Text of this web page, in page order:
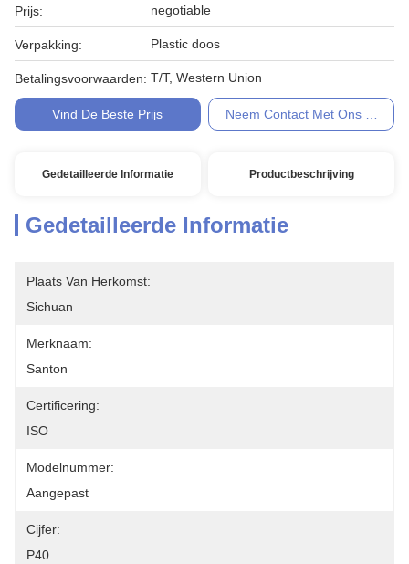
Prijs: negotiable
Verpakking: Plastic doos
Betalingsvoorwaarden: T/T, Western Union
Vind De Beste Prijs Neem Contact Met Ons Op
Gedetailleerde Informatie Productbeschrijving
Gedetailleerde Informatie
Plaats Van Herkomst:
Sichuan
Merknaam:
Santon
Certificering:
ISO
Modelnummer:
Aangepast
Cijfer:
P40